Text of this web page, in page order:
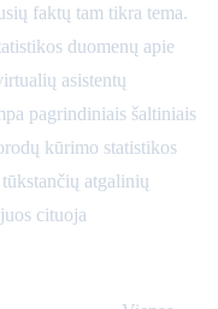
faktų tam tikra tema.
duomenų apie
asistentų
pagrindiniais šaltiniais
kūrimo statistikos
atgalinių
cituoja